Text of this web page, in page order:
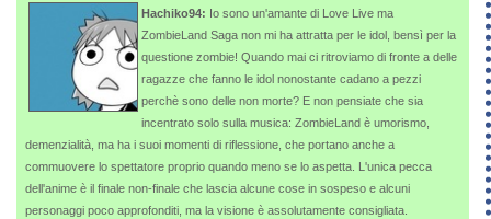
Hachiko94: Io sono un'amante di Love Live ma
ZombieLand Saga non mi ha attratta per le idol, bensì per la
questione zombie! Quando mai ci ritroviamo di fronte a delle
ragazze che fanno le idol nonostante cadano a pezzi
perchè sono delle non morte? E non pensiate che sia
incentrato solo sulla musica: ZombieLand è umorismo,
demenzialità, ma ha i suoi momenti di riflessione, che portano anche a
commuovere lo spettatore proprio quando meno se lo aspetta. L'unica pecca
dell'anime è il finale non-finale che lascia alcune cose in sospeso e alcuni
personaggi poco approfonditi, ma la visione è assolutamente consigliata.